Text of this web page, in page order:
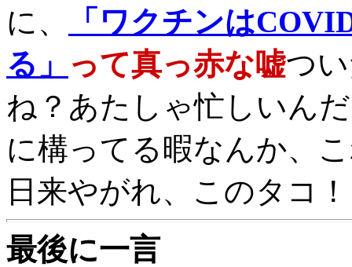
に、
「ワクチンは
る」
って真っ赤な嘘つ
ね？あたしゃ忙しいん
に構ってる暇なんか、
日来やがれ、このタコ！
最後に一言